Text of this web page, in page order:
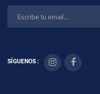
SÍGUENOS :